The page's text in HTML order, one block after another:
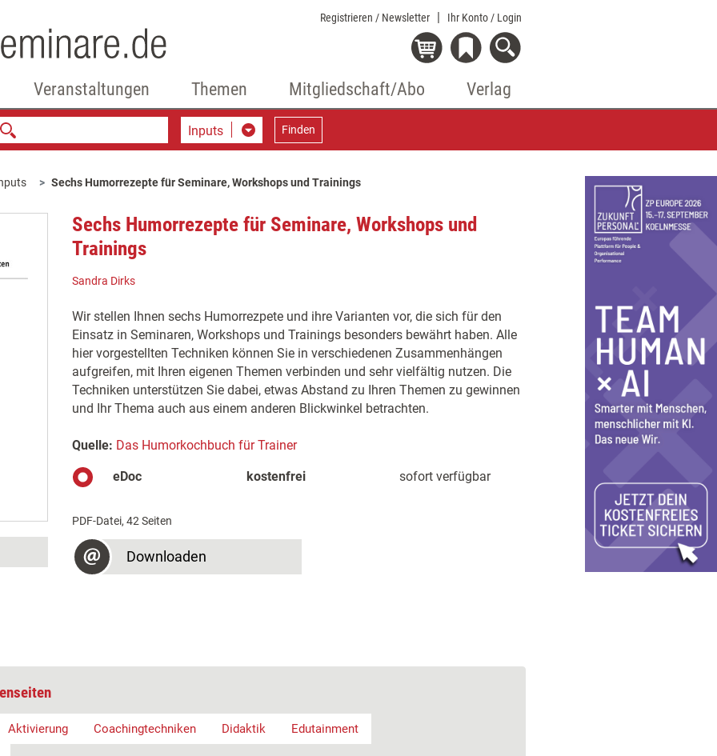
Registrieren / Newsletter Ihr Konto / Login
Veranstaltungen Themen Mitgliedschaft/Abo Verlag
Inputs Finden
Sechs Humorrezepte für Seminare, Workshops und Trainings
Sechs Humorrezepte für Seminare, Workshops und
Trainings
Sandra Dirks
Wir stellen Ihnen sechs Humorrezpete und ihre Varianten vor, die sich für den
Einsatz in Seminaren, Workshops und Trainings besonders bewährt haben. Alle
hier vorgestellten Techniken können Sie in verschiedenen Zusammenhängen
aufgreifen, mit Ihren eigenen Themen verbinden und sehr vielfältig nutzen. Die
Techniken unterstützen Sie dabei, etwas Abstand zu Ihren Themen zu gewinnen
und Ihr Thema auch aus einem anderen Blickwinkel betrachten.
Quelle: Das Humorkochbuch für Trainer
eDoc kostenfrei sofort verfügbar
PDF-Datei, 42 Seiten
Downloaden
Aktivierung Coachingtechniken Didaktik Edutainment